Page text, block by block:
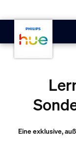
Eine exklusive,